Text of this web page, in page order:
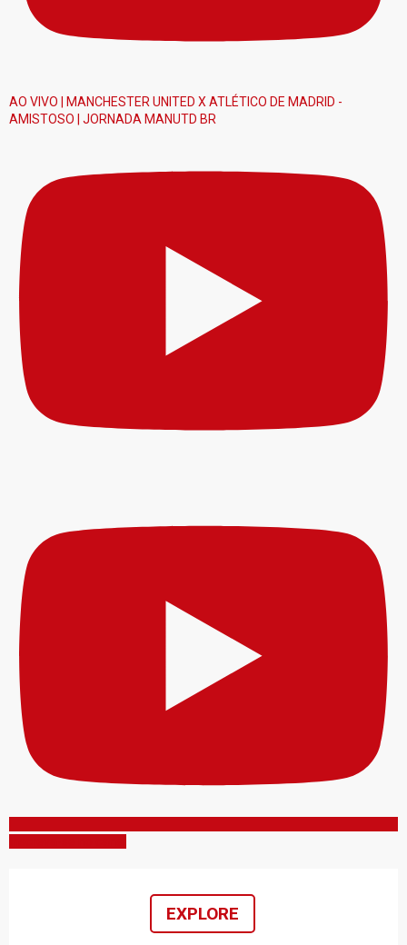
AO VIVO | MANCHESTER UNITED X ATLÉTICO DE MADRID -
AMISTOSO | JORNADA MANUTD BR
EXPLORE